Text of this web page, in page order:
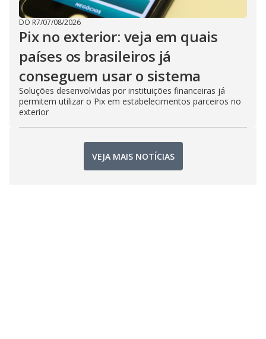
DO R7/07/08/2026
Pix no exterior: veja em quais
países os brasileiros já
conseguem usar o sistema
Soluções desenvolvidas por instituições financeiras já
permitem utilizar o Pix em estabelecimentos parceiros no
exterior
VEJA MAIS NOTÍCIAS